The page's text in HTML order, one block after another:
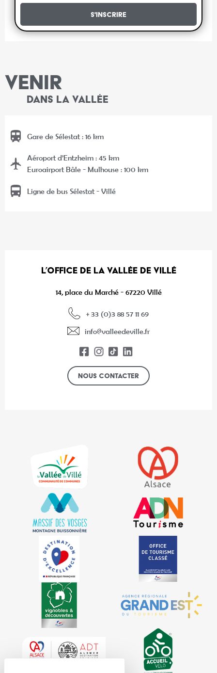
S'inscrire
VENIR
DANS LA VALLÉE
Gare de Sélestat : 16 km
Aéroport d’Entzheim : 45 km
Euroairport Bâle - Mulhouse : 100 km
Ligne de bus Sélestat - Villé
L’OFFICE DE LA VALLÉE DE VILLÉ
14, place du Marché - 67220 Villé
+ 33 (0)3 88 57 11 69
info@valleedeville.fr
Nous contacter